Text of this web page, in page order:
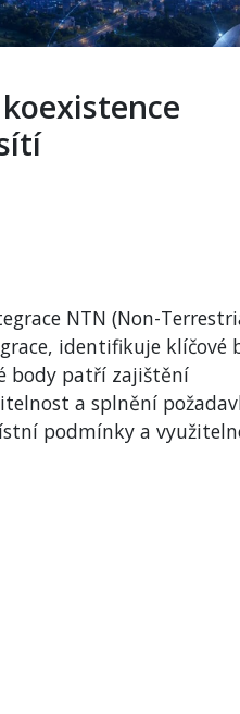
NTN (Non-
identifikuje klíčové
body patří zajištění
a splnění
podmínky a